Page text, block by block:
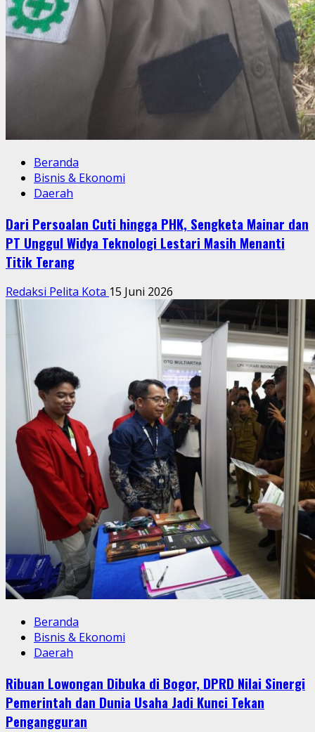
Beranda
Bisnis & Ekonomi
Daerah
Dari Persoalan Cuti hingga PHK, Sengketa Mainar dan
PT Unggul Widya Teknologi Lestari Masih Menanti
Titik Terang
Redaksi Pelita Kota 15 Juni 2026
Beranda
Bisnis & Ekonomi
Daerah
Ribuan Lowongan Dibuka di Bogor, DPRD Nilai Sinergi
Pemerintah dan Dunia Usaha Jadi Kunci Tekan
Pengangguran